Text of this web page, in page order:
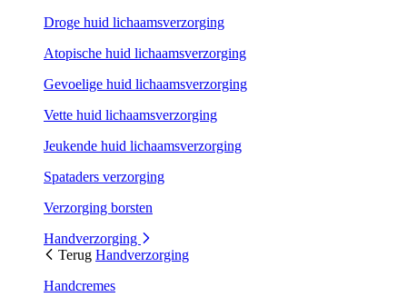
Droge huid lichaamsverzorging
Atopische huid lichaamsverzorging
Gevoelige huid lichaamsverzorging
Vette huid lichaamsverzorging
Jeukende huid lichaamsverzorging
Spataders verzorging
Verzorging borsten
Handverzorging
Terug Handverzorging
Handcremes